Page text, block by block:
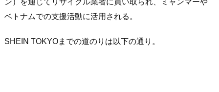
ン）を通じてリサイクル業者に買い取られ、ミャンマーや
ベトナムでの支援活動に活用される。
SHEIN TOKYOまでの道のりは以下の通り。